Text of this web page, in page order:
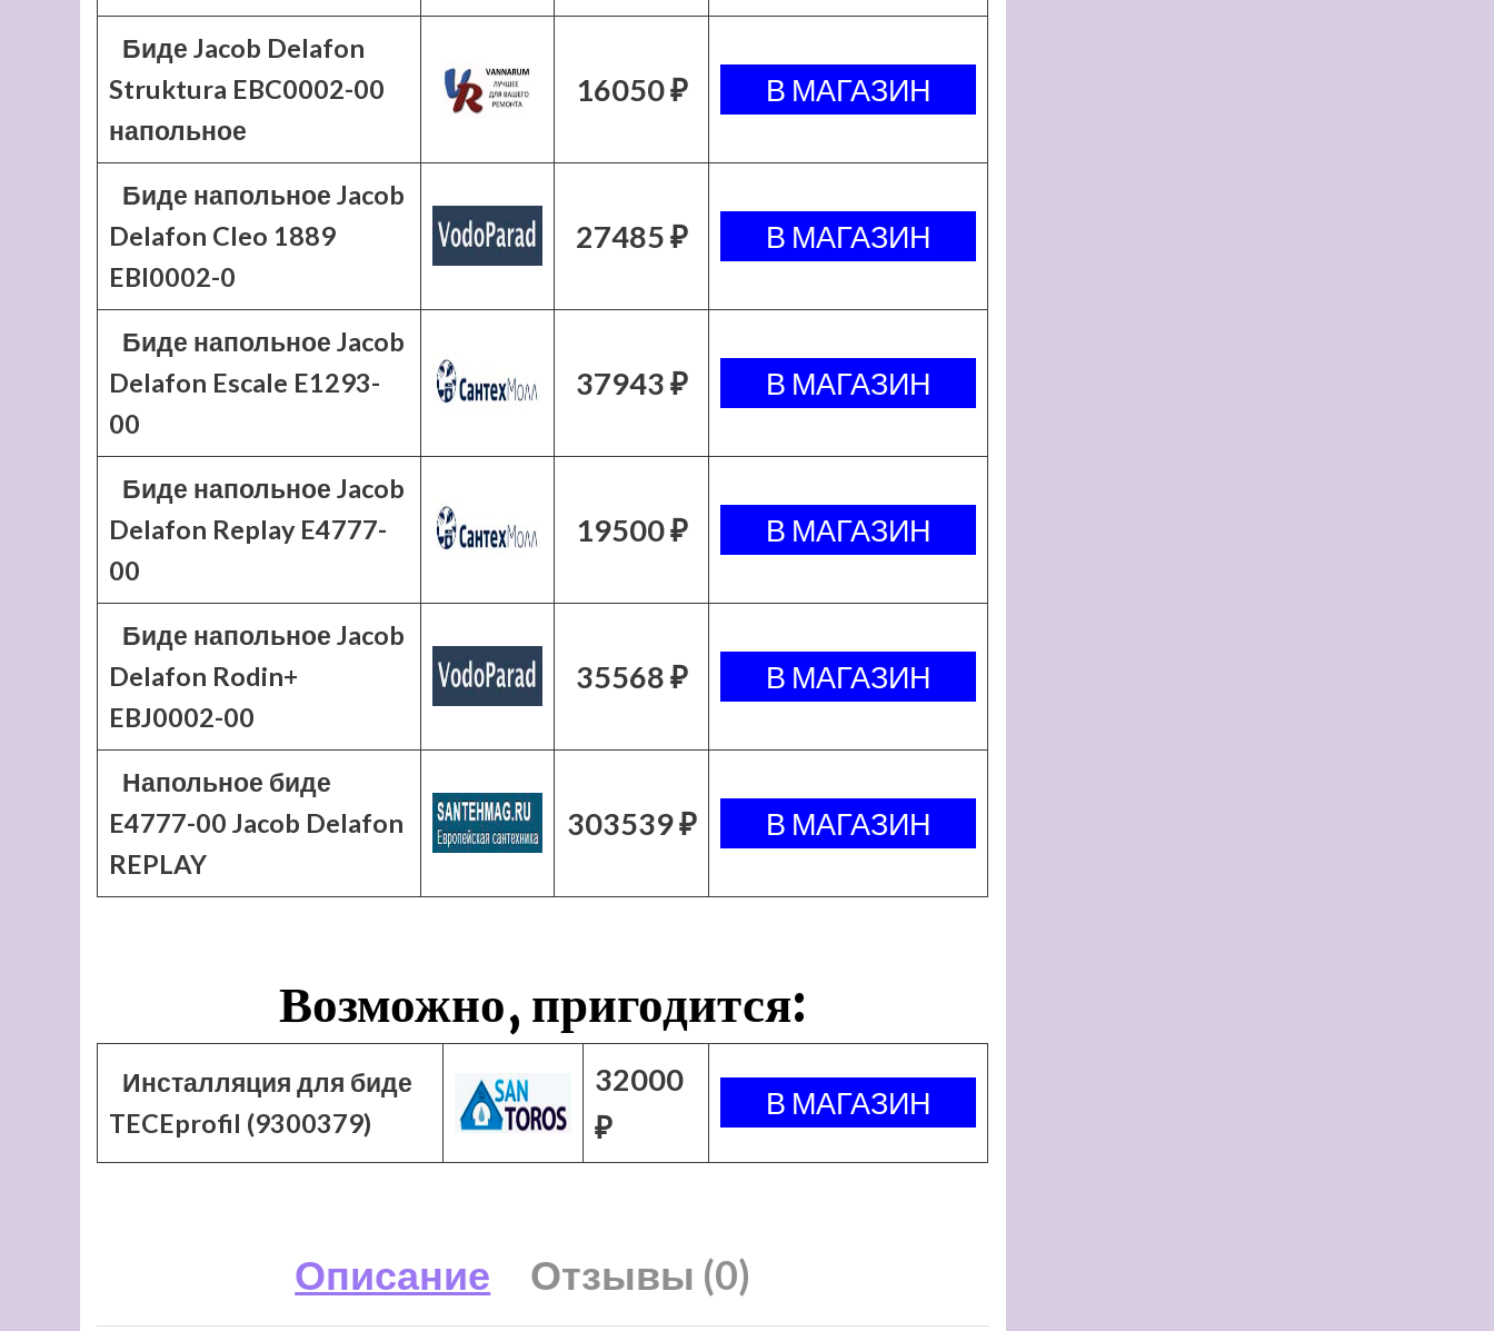
Биде Jacob Delafon
Struktura EBC0002-00
напольное
16050 ₽
Биде напольное Jacob
Delafon Cleo 1889
EBI0002-0
27485 ₽
Биде напольное Jacob
Delafon Escale E1293-
00
37943 ₽
Биде напольное Jacob
Delafon Replay E4777-
00
19500 ₽
Биде напольное Jacob
Delafon Rodin+
EBJ0002-00
35568 ₽
Напольное биде
E4777-00 Jacob Delafon
REPLAY
303539 ₽
Возможно, пригодится:
Инсталляция для биде
TECEprofil (9300379)
32000
₽
Описание Отзывы (0)